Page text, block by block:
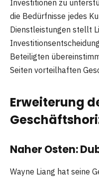
Investitionen zu
die Bedürfnisse jedes
Dienstleistungen stellt
Beteiligten
Seiten vorteilhaften
Erweiterung
Naher Osten:
Wayne Liang hat seine